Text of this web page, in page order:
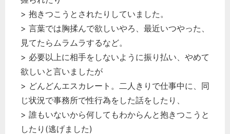
> 抱きつこうとされたりしていました。
> 言葉では胸揉んで欲しいやろ、最近いつやった、
見てたらムラムラするなど。
> 必要以上に相手をしないように振り払い、やめて
欲しいと言いましたが
> どんどんエスカレート。二人きりで仕事中に、同
じ状況で事務所で性行為をした話をしたり、
> 誰もいないから何してもわからんと抱きつこうと
したり(逃げました)